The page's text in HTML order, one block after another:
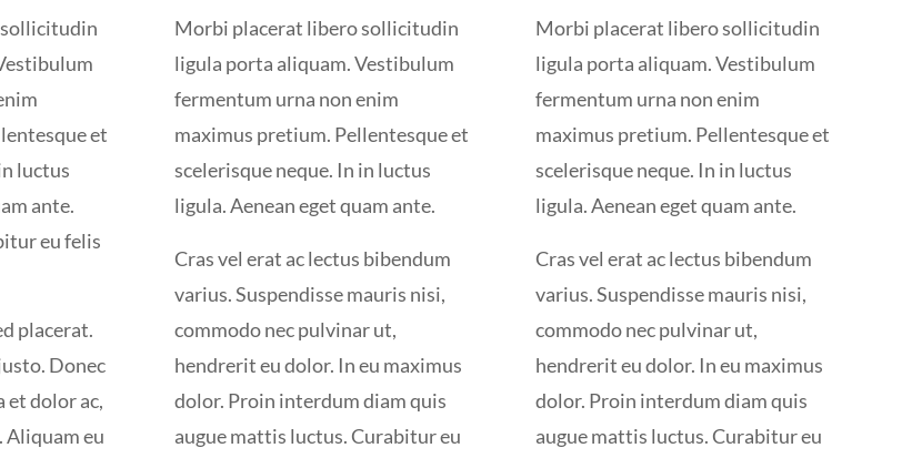
et
luctus
ante.
eu felis
placerat.
Donec
et dolor ac,
eu
Morbi placerat libero sollicitudin
ligula porta aliquam. Vestibulum
fermentum urna non enim
maximus pretium. Pellentesque et
scelerisque neque. In in luctus
ligula. Aenean eget quam ante.
Cras vel erat ac lectus bibendum
varius. Suspendisse mauris nisi,
commodo nec pulvinar ut,
hendrerit eu dolor. In eu maximus
dolor. Proin interdum diam quis
augue mattis luctus. Curabitur eu
Morbi placerat libero sollicitudin
ligula porta aliquam. Vestibulum
fermentum urna non enim
maximus pretium. Pellentesque et
scelerisque neque. In in luctus
ligula. Aenean eget quam ante.
Cras vel erat ac lectus bibendum
varius. Suspendisse mauris nisi,
commodo nec pulvinar ut,
hendrerit eu dolor. In eu maximus
dolor. Proin interdum diam quis
augue mattis luctus. Curabitur eu